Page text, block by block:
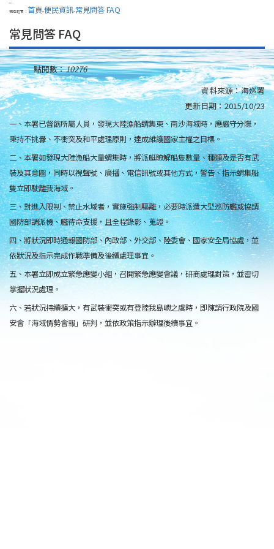
:::
現在位置： 首頁>便民資訊>常見問答 FAQ
常見問答 FAQ
點閱數：10276
資料來源：海巡署
更新日期：2015/10/23
一、本署已督飭所屬人員，發現大陸漁船蝟集東、南沙海域時，應嚴守分際，
秉持不挑釁、不衝突及和平處理原則，達成維護國家主權之目標。
二、本署如發現大陸漁船大量蝟集時，將派艇瞭解船隻數量、種類及是否有武
裝及其意圖，同時以視聲號、廣播、電信訊號或其他方式，警告、指示蝟集船
隻立即駛離我海域。
三、對進入限制、禁止水域者，實施強制驅離，必要時派遣大型巡防艦或協請
國防部調派機、艦待命支援，且全程錄影、蒐證。
四、將狀況即時通報國防部、內政部、外交部、陸委會、國家安全局協處，並
依狀況及指示完成作戰準備及後續處理事宜。
五、本署立即成立緊急應變小組，召開緊急應變會議，研商處理對策，並密切
掌握狀況處理。
六、若狀況持續擴大，有武裝衝突或有登陸我島嶼之虞時，即陳請行政院及國
安會「海域情勢會報」研判，並依政策指示辦理後續事宜。